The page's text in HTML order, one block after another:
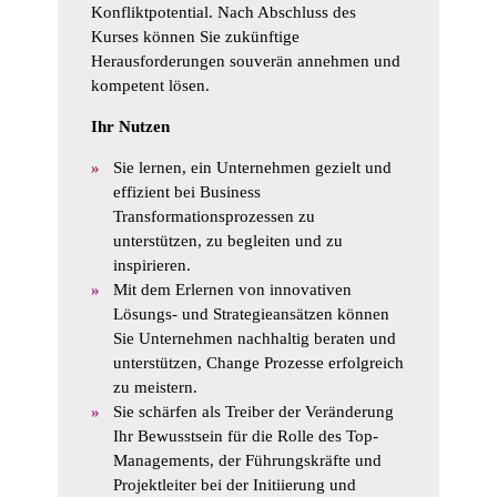
Konfliktpotential. Nach Abschluss des
Kurses können Sie zukünftige
Herausforderungen souverän annehmen und
kompetent lösen.
Ihr Nutzen
Sie lernen, ein Unternehmen gezielt und
effizient bei Business
Transformationsprozessen zu
unterstützen, zu begleiten und zu
inspirieren.
Mit dem Erlernen von innovativen
Lösungs- und Strategieansätzen können
Sie Unternehmen nachhaltig beraten und
unterstützen, Change Prozesse erfolgreich
zu meistern.
Sie schärfen als Treiber der Veränderung
Ihr Bewusstsein für die Rolle des Top-
Managements, der Führungskräfte und
Projektleiter bei der Initiierung und